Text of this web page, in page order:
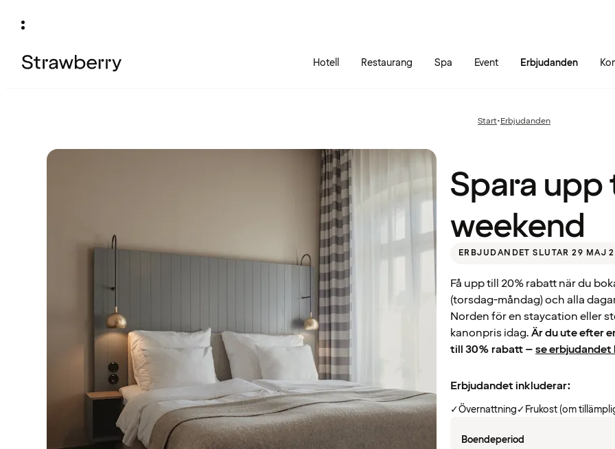
Hotell Restaurang Spa Event Erbjudanden
Start•Föregående
Erbjudanden
20% på
Spara upp
weekend
ERBJUDANDET SLUTAR 29 MAJ
Få upp till 20% rabatt när du
(torsdag-måndag) och alla
Norden för en staycation eller
kanonpris idag.Är du ute efter
till 30% rabatt –se erbjudandet
Erbjudandet inkluderar:
✓Övernattning✓Frukost (om
Boendeperiod